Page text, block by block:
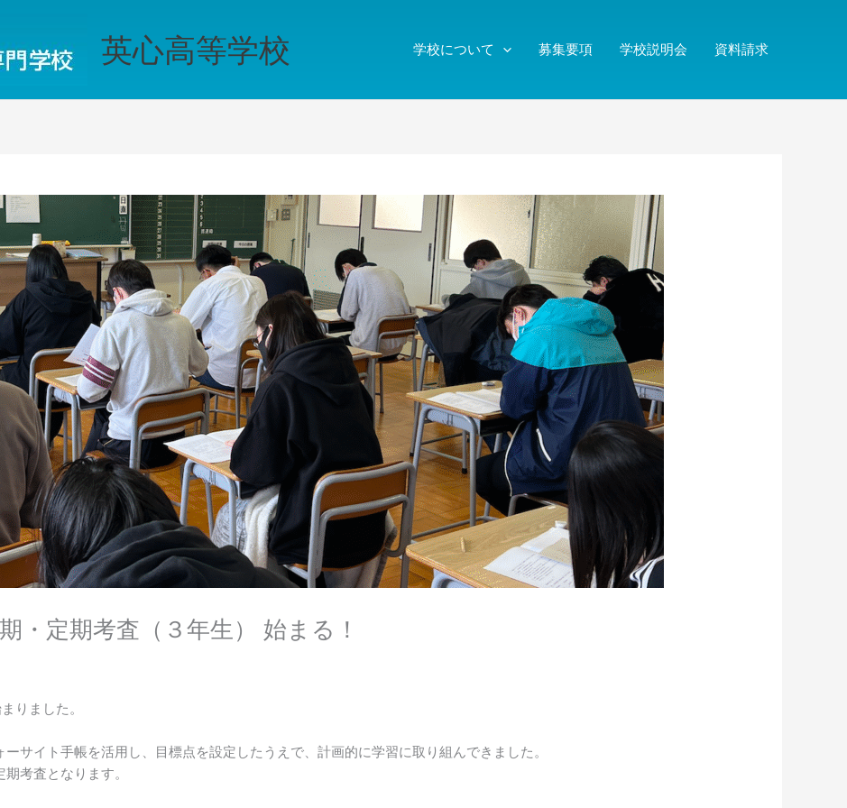
英心高等学校 学校について 募集要項 学校説明会 資料請求
・定期考査（３年生） 始まる！
りました。
サイト手帳を活用し、目標点を設定したうえで、計画的に学習に取り組んできました。
考査となります。